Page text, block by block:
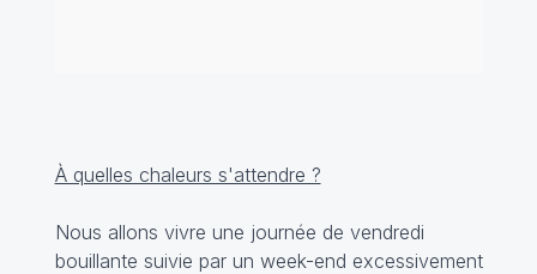
À quelles chaleurs s'attendre ?
Nous allons vivre une journée de vendredi
bouillante suivie par un week-end excessivement